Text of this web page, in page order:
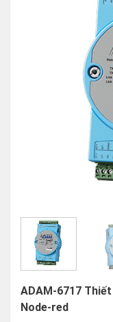
ADAM-6717
Node-red